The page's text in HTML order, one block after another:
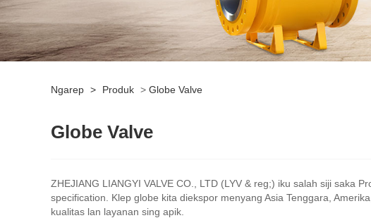
Ngarep > Produk > Globe Valve
Globe Valve
ZHEJIANG LIANGYI VALVE CO., LTD (LYV & reg;) iku salah siji saka
specification. Klep globe kita diekspor menyang Asia Tenggara,
kualitas lan layanan sing apik.